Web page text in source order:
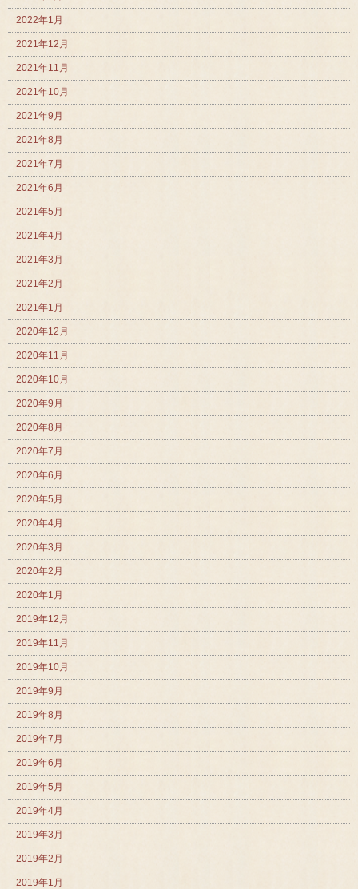
2022年1月
2021年12月
2021年11月
2021年10月
2021年9月
2021年8月
2021年7月
2021年6月
2021年5月
2021年4月
2021年3月
2021年2月
2021年1月
2020年12月
2020年11月
2020年10月
2020年9月
2020年8月
2020年7月
2020年6月
2020年5月
2020年4月
2020年3月
2020年2月
2020年1月
2019年12月
2019年11月
2019年10月
2019年9月
2019年8月
2019年7月
2019年6月
2019年5月
2019年4月
2019年3月
2019年2月
2019年1月